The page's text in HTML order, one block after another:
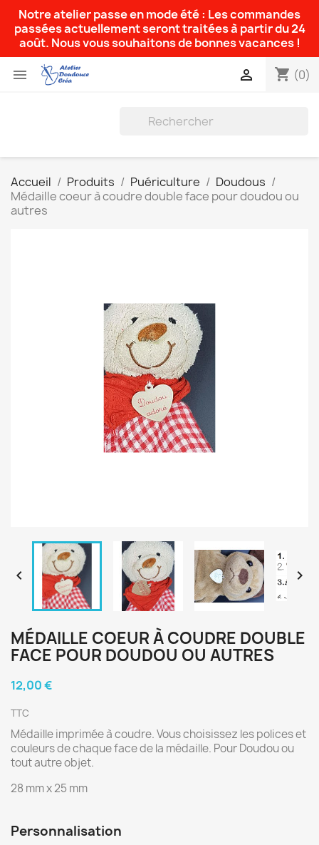
Notre atelier passe en mode été : Les commandes
passées actuellement seront traitées à partir du 24
août. Nous vous souhaitons de bonnes vacances !
 shopping_cart (0)

Accueil Produits Puériculture
Doudous
Médaille coeur à coudre double face pour doudou ou
autres
 
MÉDAILLE COEUR À COUDRE DOUBLE
FACE POUR DOUDOU OU AUTRES
12,00 €
TTC
Médaille imprimée à coudre. Vous choisissez les polices et
couleurs de chaque face de la médaille. Pour Doudou ou
tout autre objet.
28 mm x 25 mm
Personnalisation